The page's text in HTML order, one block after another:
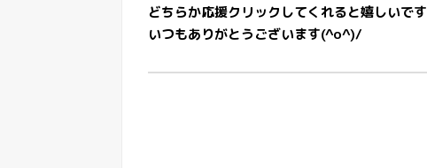
どちらか応援クリックしてくれると嬉しいです
いつもありがとうございます(^o^)/